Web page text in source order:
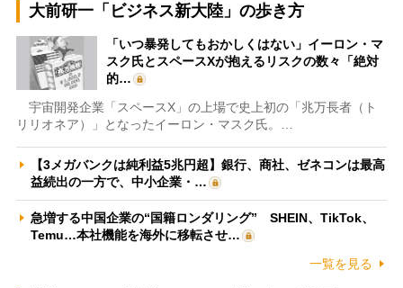
大前研一「ビジネス新大陸」の歩き方
「いつ暴発してもおかしくはない」イーロン・マ
スク氏とスペースXが抱えるリスクの数々「絶対
的…
宇宙開発企業「スペースX」の上場で史上初の「兆万長者（ト
リリオネア）」となったイーロン・マスク氏。…
【3メガバンクは純利益5兆円超】銀行、商社、ゼネコンは最高
益続出の一方で、中小企業・…
急増する中国企業の“国籍ロンダリング” SHEIN、TikTok、
Temu…本社機能を海外に移転させ…
一覧を見る